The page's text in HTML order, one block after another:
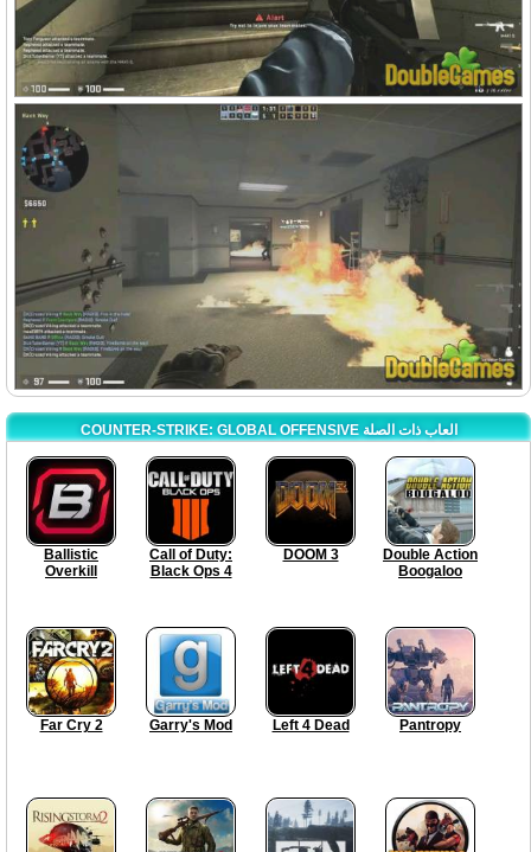
COUNTER-STRIKE: GLOBAL OFFENSIVE العاب ذات الصلة
Ballistic
Overkill
Call of Duty:
Black Ops 4
DOOM 3
Double Action
Boogaloo
Far Cry 2 Garry's Mod Left 4 Dead Pantropy